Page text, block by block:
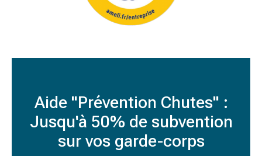
Aide "Prévention Chutes" :
Jusqu'à 50% de subvention
sur vos garde-corps